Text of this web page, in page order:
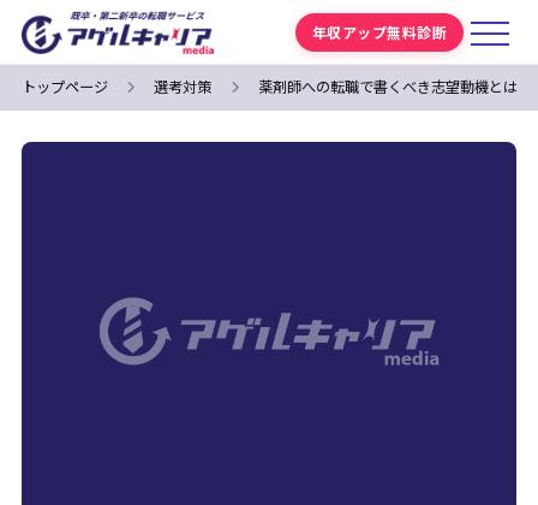
年収アップ無料診断
トップページ 選考対策 薬剤師への転職で書くべき志望動機とは